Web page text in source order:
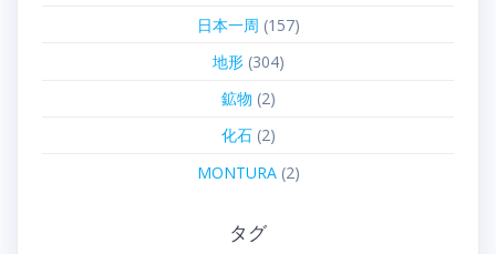
日本一周 (157)
地形(304)
鉱物 (2)
化石(2)
MONTURA(2)
タグ